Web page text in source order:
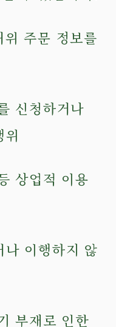
주문 정보를
신청하거나
상업적 이용
이행하지 않
부재로 인한